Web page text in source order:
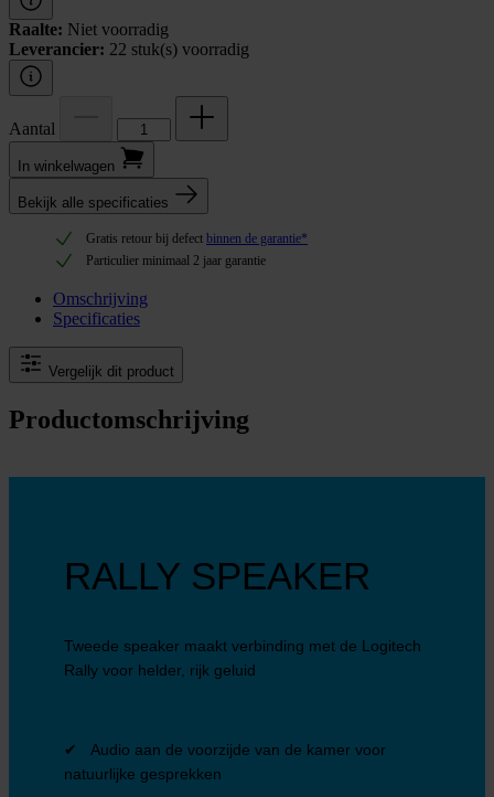
Raalte: Niet voorradig
Leverancier: 22 stuk(s) voorradig
Aantal
In winkel­wagen
Bekijk alle specificaties
Gratis retour bij defect binnen de garantie*
Particulier minimaal 2 jaar garantie
Omschrijving
Specificaties
Vergelijk dit product
Productomschrijving
RALLY SPEAKER
Tweede speaker maakt verbinding met de Logitech
Rally voor helder, rijk geluid
✔ Audio aan de voorzijde van de kamer voor
natuurlijke gesprekken